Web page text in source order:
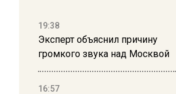
19:38
Эксперт объяснил причину
громкого звука над Москвой
16:57